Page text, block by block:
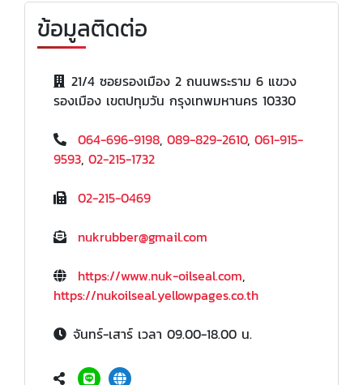
ข้อมูลติดต่อ
21/4 ซอยรองเมือง 2 ถนนพระราม 6 แขวง
รองเมือง เขตปทุมวัน กรุงเทพมหานคร 10330
064-696-9198, 089-829-2610, 061-915-
9593, 02-215-1732
02-215-0469
nukrubber@gmail.com
https://www.nuk-oilseal.com,
https://nukoilseal.yellowpages.co.th
จันทร์-เสาร์ เวลา 09.00-18.00 น.